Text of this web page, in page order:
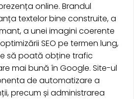
online. Brandul
textelor bine construite, a
a unei imagini coerente
SEO pe termen lung,
să poată obține trafic
mai bună în Google. Site-ul
de automatizare a
precum și administrarea